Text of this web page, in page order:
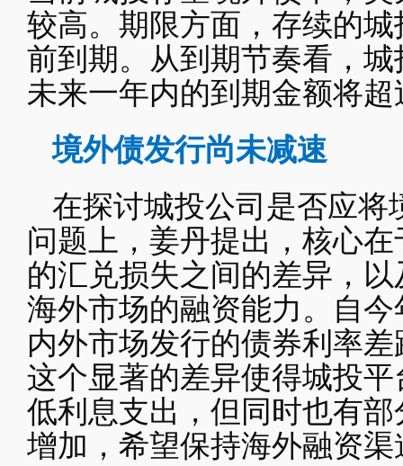
较高。期限方面，存续的
前到期。从到期节奏看，
未来一年内的到期金额将
境外债发行尚未减速
在探讨城投公司是否应
问题上，姜丹提出，核心
的汇兑损失之间的差异，
海外市场的融资能力。自
内外市场发行的债券利率
这个显著的差异使得城投
低利息支出，但同时也有
增加，希望保持海外融资